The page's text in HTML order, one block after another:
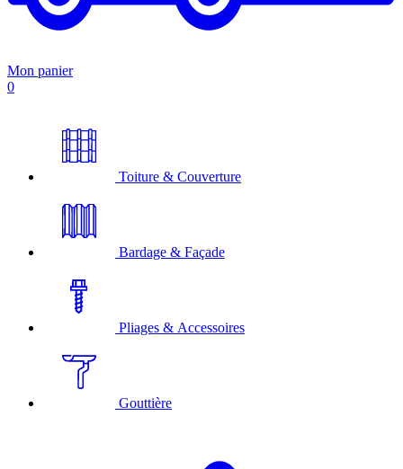
Mon panier
0
Toiture & Couverture
Bardage & Façade
Pliages & Accessoires
Gouttière